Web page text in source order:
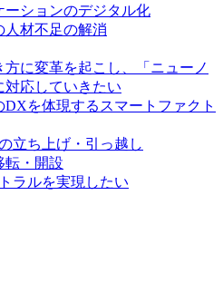
ーションのデジタル化
人材不足の解消
方に変革を起こし、「ニューノ
対応していきたい
DXを体現するスマートファクト
立ち上げ・引っ越し
転・開設
ラルを実現したい